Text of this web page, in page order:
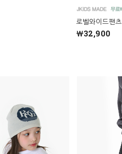
로벨와이드팬츠
￦32,900